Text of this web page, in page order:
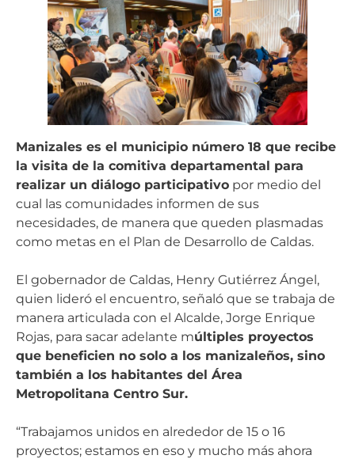
Manizales es el municipio número 18 que recibe
la visita de la comitiva departamental para
realizar un diálogo participativo por medio del
cual las comunidades informen de sus
necesidades, de manera que queden plasmadas
como metas en el Plan de Desarrollo de Caldas.
El gobernador de Caldas, Henry Gutiérrez Ángel,
quien lideró el encuentro, señaló que se trabaja de
manera articulada con el Alcalde, Jorge Enrique
Rojas, para sacar adelante múltiples proyectos
que beneficien no solo a los manizaleños, sino
también a los habitantes del Área
Metropolitana Centro Sur.
“Trabajamos unidos en alrededor de 15 o 16
proyectos; estamos en eso y mucho más ahora